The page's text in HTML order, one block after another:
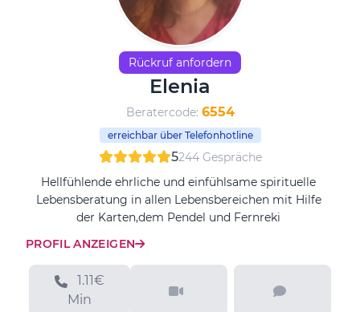
Rückruf anfordern
Elenia
Beratercode: 6554
erreichbar über Telefonhotline
5244 Gespräche
Hellfühlende ehrliche und einfühlsame spirituelle
Lebensberatung in allen Lebensbereichen mit Hilfe
der Karten,dem Pendel und Fernreki
PROFIL ANZEIGEN
1.11€
Min